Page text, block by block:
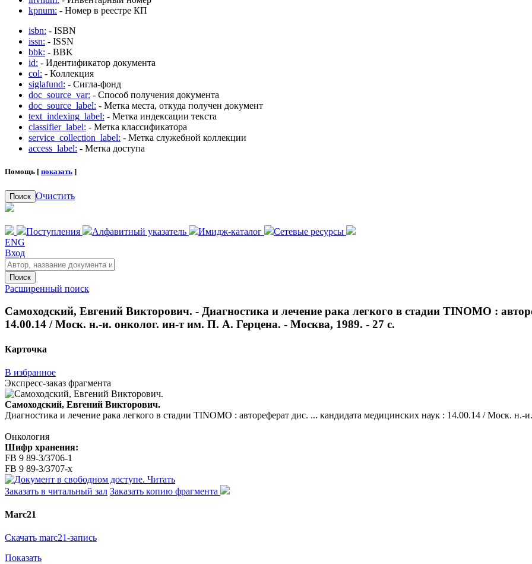
kpnum: - Номер в реестре КП
isbn: - ISBN
issn: - ISSN
bbk: - BBK
id: - Идентификатор документа
col: - Коллекция
siglafund: - Сигла-фонд
doc_source_var: - Способ получения документа
doc_source_label: - Метка места, откуда получен документ
text_indexing_label: - Метка индексации текста
classifier_label: - Метка классификатора
service_collection_label: - Метка служебной коллекции
access_label: - Метка доступа
Помощь [ показать ]
Поиск Очистить
Поступления Алфавитный указатель Имидж-каталог
Сетевые ресурсы
ENG
Вход
Поиск
Расширенный поиск
Самоходский, Евгений Викторович. - Диагностика и лечение рака легкого в стадии TINOMO :
14.00.14 / Моск. н.-и. онколог. ин-т им. П. А. Герцена. - Москва, 1989. - 27 с.
Карточка
В избранное
Экспресс-заказ фрагмента
Самоходский, Евгений Викторович.
Диагностика и лечение рака легкого в стадии TINOMO : автореферат дис. ... кандидата медицинских наук : 14.00.14 / Моск.
Онкология
Шифр хранения:
FB 9 89-3/3706-1
FB 9 89-3/3707-x
Читать
Заказать в читальный зал Заказать копию фрагмента
Marc21
Скачать marc21-запись
Показать